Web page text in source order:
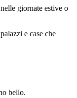
giornate estive o
e case che
bello.